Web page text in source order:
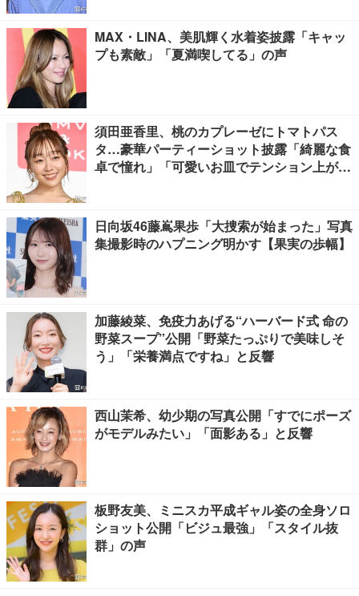
MAX・LINA、美肌輝く水着姿披露「キャッ
プも素敵」「夏満喫してる」の声
須田亜香里、桃のカプレーゼにトマトパス
タ…豪華パーティーショット披露「綺麗な食
卓で憧れ」「可愛いお皿でテンション上が
日向坂46藤嶌果歩「大捜索が始まった」写真
集撮影時のハプニング明かす【果実の歩幅】
加藤綾菜、免疫力あげる“ハーバード式 命の
野菜スープ”公開「野菜たっぷりで美味しそ
う」「栄養満点ですね」と反響
西山茉希、幼少期の写真公開「すでにポーズ
がモデルみたい」「面影ある」と反響
板野友美、ミニスカ平成ギャル姿の全身ソロ
ショット公開「ビジュ最強」「スタイル抜
群」の声